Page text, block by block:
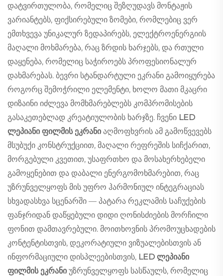
დატვირთულობა, რომელიც შეზღუდავს მონტაჟის
ვარიანტებს, ფიქსირებული ზომები, რომლებიც ვერ
ემთხვევა უნიკალურ ზედაპირებს, ელექტროენერგიის
მაღალი მოხმარება, რაც ზრდის ხარჯებს, და რთული
დაყენება, რომელიც საჭიროებს პროფესიონალურ
დახმარებას. ბევრი სტანდარტული ეკრანი გამოიყურება
როგორც შემოჭრილი ელემენტი, ხოლო მათი მკაცრი
დიზაინი იძლევა მომხმარებლებს კომპრომისების
გასაკეთებლად კრეატიულობის ხარჯზე. ჩვენი LED
ლეპიანი ფილმის ეკრანი აღმოფხვრის ამ გამოწვევებს
მსუბუქი კონსტრუქციით, მაღალი რეფრეშის სიჩქარით,
მორგებული კვეთით, უსაფრთხო და მოსახერხებელი
გამოყენებით და დაბალი ენერგომოხმარებით, რაც
უზრუნველყოფს მის უფრო ჰარმონიულ ინტეგრაციას
სხვადასხვა სცენარში — პატარა რეკლამის Საჩუქების
ფანჯრიდან დაწყებული დიდი ღონისძიების მორჩილი
ფონით დამთავრებული. მოითხოვნის პრომოუცხადების
კონტენტისთვის, დეკორატიული ვიზუალებისთვის ან
ინფორმაციული დისპლეებისთვის, LED ლეპიანი
ფილმის ეკრანი უზრუნველყოფს სასწაულს, რომელიც